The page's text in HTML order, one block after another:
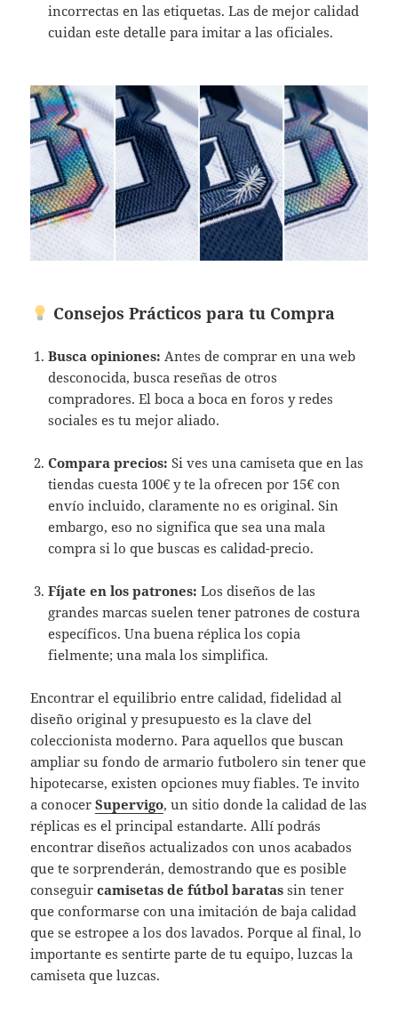
incorrectas en las etiquetas. Las de mejor calidad
cuidan este detalle para imitar a las oficiales.
Consejos Prácticos para tu Compra
Busca opiniones: Antes de comprar en una web
desconocida, busca reseñas de otros
compradores. El boca a boca en foros y redes
sociales es tu mejor aliado.
Compara precios: Si ves una camiseta que en las
tiendas cuesta 100€ y te la ofrecen por 15€ con
envío incluido, claramente no es original. Sin
embargo, eso no significa que sea una mala
compra si lo que buscas es calidad-precio.
Fíjate en los patrones: Los diseños de las
grandes marcas suelen tener patrones de costura
específicos. Una buena réplica los copia
fielmente; una mala los simplifica.
Encontrar el equilibrio entre calidad, fidelidad al
diseño original y presupuesto es la clave del
coleccionista moderno. Para aquellos que buscan
ampliar su fondo de armario futbolero sin tener que
hipotecarse, existen opciones muy fiables. Te invito
a conocerSupervigo, un sitio donde la calidad de las
réplicas es el principal estandarte. Allí podrás
encontrar diseños actualizados con unos acabados
que te sorprenderán, demostrando que es posible
conseguircamisetas de fútbol baratas sin tener
que conformarse con una imitación de baja calidad
que se estropee a los dos lavados. Porque al final, lo
importante es sentirte parte de tu equipo, luzcas la
camiseta que luzcas.